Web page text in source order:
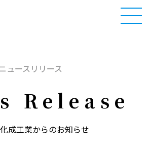
ュースリリース
Release
成工業からのお知らせ